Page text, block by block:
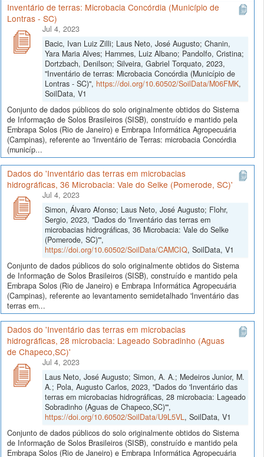
Inventário de terras: Microbacia Concórdia (Município de
Lontras - SC)
Jul 4, 2023
Bacic, Ivan Luiz Zilli; Laus Neto, José Augusto; Chanin,
Yara Maria Alves; Hammes, Luiz Albano; Pandolfo, Cristina;
Dortzbach, Denilson; Silveira, Gabriel Torquato, 2023,
"Inventário de terras: Microbacia Concórdia (Município de
Lontras - SC)", https://doi.org/10.60502/SoilData/M06FMK,
SoilData, V1
Conjunto de dados públicos do solo originalmente obtidos do Sistema
de Informação de Solos Brasileiros (SISB), construído e mantido pela
Embrapa Solos (Rio de Janeiro) e Embrapa Informática Agropecuária
(Campinas), referente ao 'Inventário de Terras: microbacia Concórdia
(municíp...
Dados do 'Inventário das terras em microbacias
hidrográficas, 36 Microbacia: Vale do Selke (Pomerode, SC)'
Jul 4, 2023
Simon, Álvaro Afonso; Laus Neto, José Augusto; Flohr,
Sergio, 2023, "Dados do 'Inventário das terras em
microbacias hidrográficas, 36 Microbacia: Vale do Selke
(Pomerode, SC)'",
https://doi.org/10.60502/SoilData/CAMCIQ, SoilData, V1
Conjunto de dados públicos do solo originalmente obtidos do Sistema
de Informação de Solos Brasileiros (SISB), construído e mantido pela
Embrapa Solos (Rio de Janeiro) e Embrapa Informática Agropecuária
(Campinas), referente ao levantamento semidetalhado 'Inventário das
terras em...
Dados do 'Inventário das terras em microbacias
hidrográficas, 28 microbacia: Lageado Sobradinho (Aguas
de Chapeco,SC)'
Jul 4, 2023
Laus Neto, José Augusto; Simon, A. A.; Medeiros Junior, M.
A.; Pola, Augusto Carlos, 2023, "Dados do 'Inventário das
terras em microbacias hidrográficas, 28 microbacia: Lageado
Sobradinho (Aguas de Chapeco,SC)'",
https://doi.org/10.60502/SoilData/U9L5VL, SoilData, V1
Conjunto de dados públicos do solo originalmente obtidos do Sistema
de Informação de Solos Brasileiros (SISB), construído e mantido pela
Embrapa Solos (Rio de Janeiro) e Embrapa Informática Agropecuária